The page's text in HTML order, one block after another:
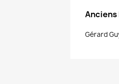
Anciens
Gérard